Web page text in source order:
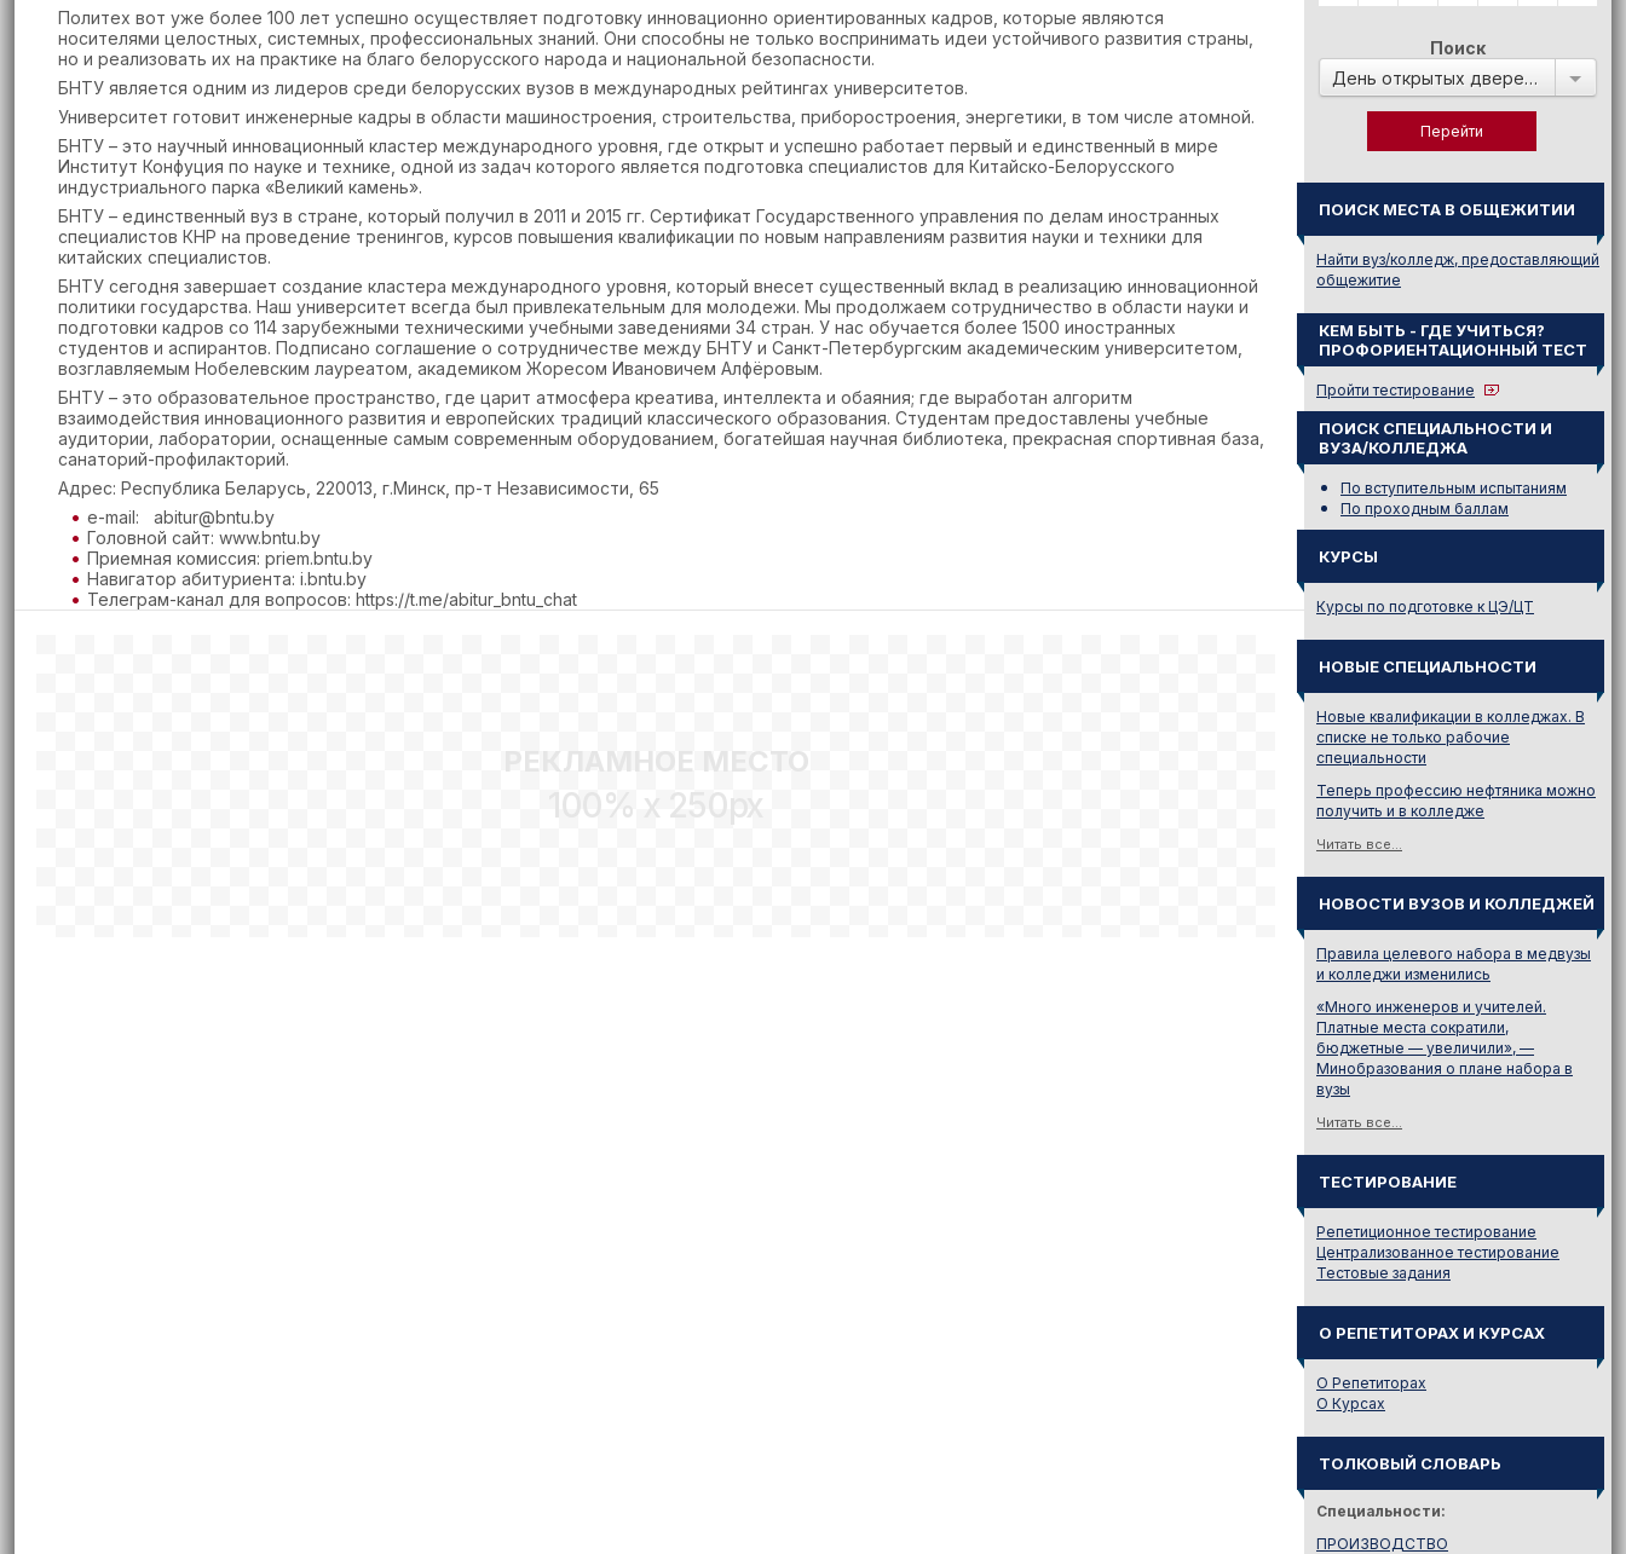
Политех вот уже более 100 лет успешно осуществляет подготовку инновационно ориентированных кадров, которые являются
носителями целостных, системных, профессиональных знаний. Они способны не только воспринимать идеи устойчивого развития страны,
но и реализовать их на практике на благо белорусского народа и национальной безопасности.
БНТУ является одним из лидеров среди белорусских вузов в международных рейтингах университетов.
Университет готовит инженерные кадры в области машиностроения, строительства, приборостроения, энергетики, в том числе атомной.
БНТУ – это научный инновационный кластер международного уровня, где открыт и успешно работает первый и единственный в мире
Институт Конфуция по науке и технике, одной из задач которого является подготовка специалистов для Китайско-Белорусского
индустриального парка «Великий камень».
БНТУ – единственный вуз в стране, который получил в 2011 и 2015 гг. Сертификат Государственного управления по делам иностранных
специалистов КНР на проведение тренингов, курсов повышения квалификации по новым направлениям развития науки и техники для
китайских специалистов.
БНТУ сегодня завершает создание кластера международного уровня, который внесет существенный вклад в реализацию инновационной
политики государства. Наш университет всегда был привлекательным для молодежи. Мы продолжаем сотрудничество в области науки и
подготовки кадров со 114 зарубежными техническими учебными заведениями 34 стран. У нас обучается более 1500 иностранных
студентов и аспирантов. Подписано соглашение о сотрудничестве между БНТУ и Санкт-Петербургским академическим университетом,
возглавляемым Нобелевским лауреатом, академиком Жоресом Ивановичем Алфёровым.
БНТУ – это образовательное пространство, где царит атмосфера креатива, интеллекта и обаяния; где выработан алгоритм
взаимодействия инновационного развития и европейских традиций классического образования. Студентам предоставлены учебные
аудитории, лаборатории, оснащенные самым современным оборудованием, богатейшая научная библиотека, прекрасная спортивная база,
санаторий-профилакторий.
Адрес: Республика Беларусь, 220013, г.Минск, пр-т Независимости, 65
e-mail: abitur@bntu.by
Головной сайт: www.bntu.by
Приемная комиссия: priem.bntu.by
Навигатор абитуриента: i.bntu.by
Телеграм-канал для вопросов: https://t.me/abitur_bntu_chat
РЕКЛАМНОЕ МЕСТО
100% x 250px
Поиск
День открытых дверей в:
ПОИСК МЕСТА В ОБЩЕЖИТИИ
Найти вуз/колледж, предоставляющий
общежитие
КЕМ БЫТЬ - ГДЕ УЧИТЬСЯ?
ПРОФОРИЕНТАЦИОННЫЙ ТЕСТ
Пройти тестирование
ПОИСК СПЕЦИАЛЬНОСТИ И
ВУЗА/КОЛЛЕДЖА
По вступительным испытаниям
По проходным баллам
КУРСЫ
Курсы по подготовке к ЦЭ/ЦТ
НОВЫЕ СПЕЦИАЛЬНОСТИ
Новые квалификации в колледжах. В
списке не только рабочие
специальности
Теперь профессию нефтяника можно
получить и в колледже
Читать все...
НОВОСТИ ВУЗОВ И КОЛЛЕДЖЕЙ
Правила целевого набора в медвузы
и колледжи изменились
«Много инженеров и учителей.
Платные места сократили,
бюджетные — увеличили», —
Минобразования о плане набора в
вузы
Читать все...
ТЕСТИРОВАНИЕ
Репетиционное тестирование
Централизованное тестирование
Тестовые задания
О РЕПЕТИТОРАХ И КУРСАХ
О Репетиторах
О Курсах
ТОЛКОВЫЙ СЛОВАРЬ
Специальности:
ПРОИЗВОДСТВО